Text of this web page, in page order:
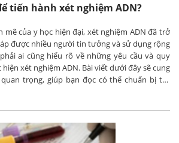
tiến hành xét nghiệm ADN?
của y học hiện đại, xét nghiệm ADN đã trở
được nhiều người tin tưởng và sử dụng rộng
ai cũng hiểu rõ về những yêu cầu và quy
xét nghiệm ADN. Bài viết dưới đây sẽ cung
trọng, giúp bạn đọc có thể chuẩn bị tốt
xét nghiệm ADN, đảm bảo quá trình diễn ra